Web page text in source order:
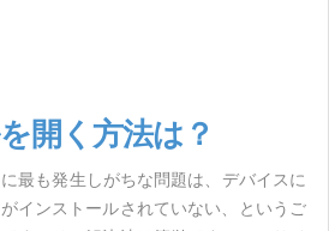
開く方法は？
最も発生しがちな問題は、デバイスに
インストールされていない、というご